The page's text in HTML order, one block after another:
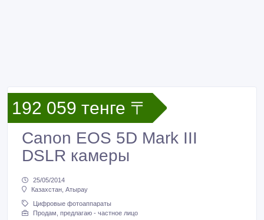
192 059 тенге 〒
Canon EOS 5D Mark III
DSLR камеры
25/05/2014
Казахстан, Атырау
Цифровые фотоаппараты
Продам, предлагаю - частное лицо